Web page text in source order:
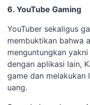
6. YouTube Gaming
YouTuber sekaligus
membuktikan bahwa
menguntungkan
dengan aplikasi lain,
game dan
uang.